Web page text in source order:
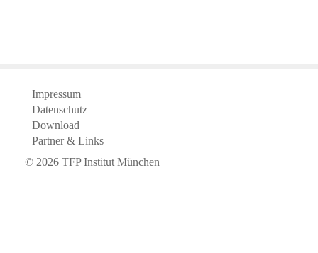
© 2026 TFP Institut München
Impressum
Datenschutz
Download
Partner & Links